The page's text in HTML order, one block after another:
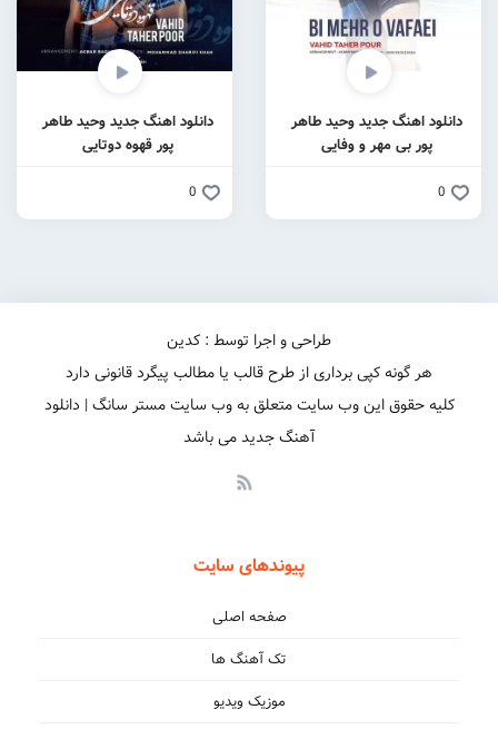
دانلود اهنگ جدید وحید طاهر
پور بی مهر و وفایی
0
دانلود اهنگ جدید وحید طاهر
پور قهوه دوتایی
0
طراحی و اجرا توسط : کدین
هر گونه کپی برداری از طرح قالب یا مطالب پیگرد قانونی دارد
کلیه حقوق این وب سایت متعلق به وب سایت مستر سانگ | دانلود
آهنگ جدید می باشد
پیوندهای سایت
صفحه اصلی
تک آهنگ ها
موزیک ویدیو